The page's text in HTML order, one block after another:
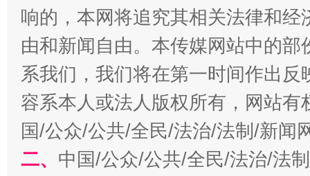
解纷+调解+退费，一次搞定
响的，本网将追究其相关法律和
由和新闻自由。本传媒网站中的
系我们，我们将在第一时间作出
容系本人或法人版权所有，网站
国/公众/公共/全民/法治/法制/新闻
二、 中国/公众/公共/全民/法治/法